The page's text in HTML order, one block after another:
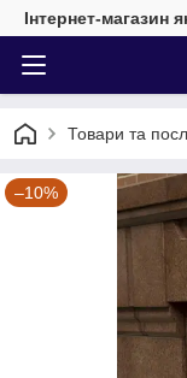
Інтернет-магазин
Товари та
–10%